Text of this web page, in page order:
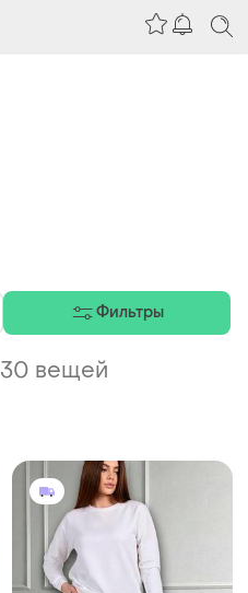
30 вещей
Фильтры